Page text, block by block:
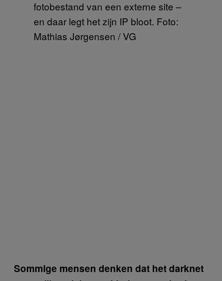
fotobestand van een externe site –
en daar legt het zijn IP bloot. Foto:
Mathias Jørgensen / VG
Sommige mensen denken dat het darknet